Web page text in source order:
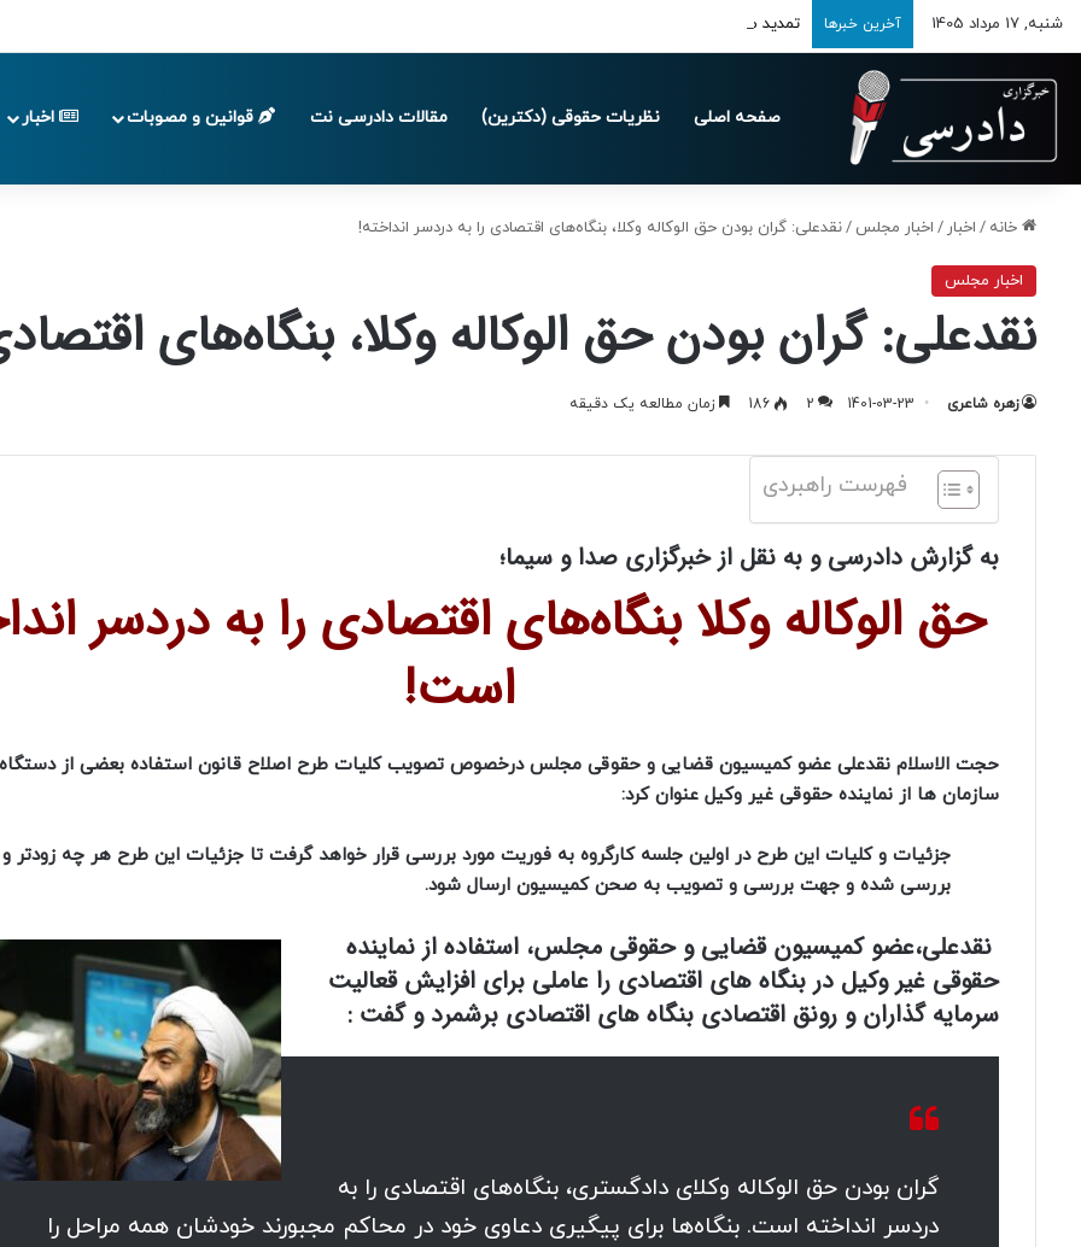
شنبه, 17 مرداد 1405 آخرین خبرها تمدید مهلت ارسال اظهارنامه‌های مالیاتی تا پایان تابستان 1405
صفحه اصلی نظریات حقوقی (دکترین) مقالات دادرسی نت قوانین و مصوبات اخبار
خانه / اخبار / اخبار مجلس /نقدعلی: گران بودن حق الوکاله وکلا، بنگاه‌های اقتصادی را به دردسر انداخته!
اخبار مجلس
نقدعلی: گران بودن حق الوکاله وکلا، بنگاه‌های
زهره شاعری 1401-03-23
2
186 زمان مطالعه یک دقیقه
فهرست راهبردی
به گزارش دادرسی و به نقل از خبرگزاری صدا و سیما؛
حق الوکاله وکلا بنگاه‌های اقتصادی را به دردسر
است!
حجت الاسلام نقدعلی عضو کمیسیون قضایی و حقوقی مجلس درخصوص تصویب کلیات طرح اصلاح قانون استفاده بعضی از
سازمان ها از نماینده حقوقی غیر وکیل عنوان کرد:
جزئیات و کلیات این طرح در اولین جلسه کارگروه به فوریت مورد بررسی قرار خواهد گرفت تا جزئیات این طرح هر چه زودتر و
بررسی شده و جهت بررسی و تصویب به صحن کمیسیون ارسال شود.
نقدعلی،عضو کمیسیون قضایی و حقوقی مجلس، استفاده از نماینده
حقوقی غیر وکیل در بنگاه های اقتصادی را عاملی برای افزایش قعالیت
سرمایه گذاران و رونق اقتصادی بنگاه های اقتصادی برشمرد و گفت :
گران بودن حق الوکاله وکلای دادگستری، بنگاه‌های اقتصادی را به
دردسر انداخته است. بنگاه‌ها برای پیگیری دعاوی خود در محاکم مجبورند خودشان همه مراحل را